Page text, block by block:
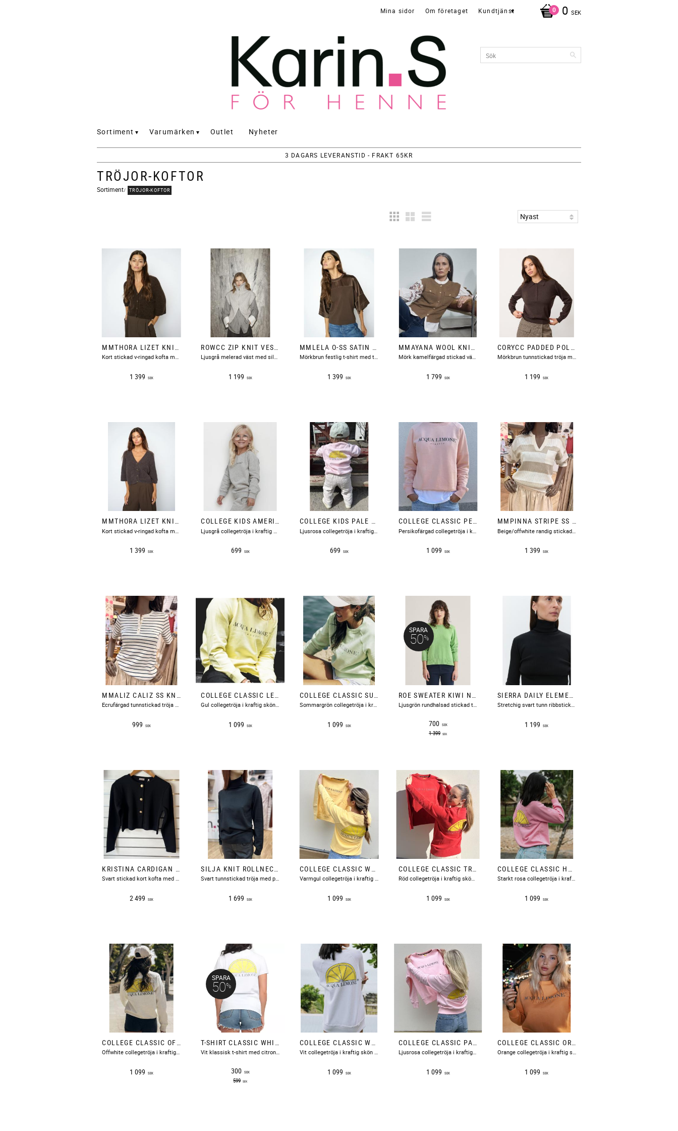
0 SEK
Mina sidor Om företaget Kundtjänst
Sortiment Varumärken Outlet Nyheter
3 DAGARS LEVERANSTID - FRAKT 65KR
TRÖJOR-KOFTOR
Sortiment TRÖJOR-KOFTOR
MMTHORA LIZET KNIT CARDIGAN DELICIOSO MOSMOSH
​Kort stickad v-ringad kofta med korta ärmar, boxig i modellen.
1 399 SEK
ROWCC ZIP KNIT VEST GREY MELANGE CO'COUTURE
​Ljusgrå melerad väst med silverfärgad tvåvägsdragkedja.
1 199 SEK
MMLELA O-SS SATIN SWEATSHIRT DELICIOSO MOSMOSH
Mörkbrun festlig t-shirt med trikåliv och glansiga vida ärmar samt glansigt ok.
1 399 SEK
MMAYANA WOOL KNIT VEST DARK CAMEL MOSMOSH
​Mörk kamelfärgad stickad väst med ribbstickade avslut.​
1 799 SEK
CORYCC PADDED POLO KNIT DARK BROWN CO'COUTURE
Mörkbrun tunnstickad tröja med krage och 6 st knappar fram i halsringningen.
1 199 SEK
MMTHORA LIZET KNIT CARDIGAN SUBTERRANEAN MOSMOSH
1 399 SEK
COLLEGE KIDS AMERICAN GREY ACQUA LIMONE
699 SEK
COLLEGE KIDS PALE PINK ACQUA LIMONE
699 SEK
COLLEGE CLASSIC PEACH ACQUA LIMONE
1 099 SEK
MMPINNA STRIPE SS KNIT DOESKIN MOSMOSH
​Beige/offwhite randig stickad tröja med kort ärm i avslappnad passform.
1 399 SEK
999 SEK 1 099 SEK 1 099 SEK
​Ljusgrön rundhalsad stickad tröja med ribbsickade avslut.
700 SEK
1 399 SEK
SPARA
50%
1 199 SEK
KRISTINA CARDIGAN KNIT BLACK STENSTRÖMS
Svart stickad kort kofta med guldfärgade knappar fram.
2 499 SEK
SILJA KNIT ROLLNECK BLACK STENSTRÖMS
Svart tunnstickad tröja med polokrage och ribbstickade avslut.
1 699 SEK
COLLEGE CLASSIC WARM YELLOW ACQUA LIMONE
Varmgul collegetröja i kraftig skön bomull med en citronskiva tryckt på ryggen och text fram på bröstet.
1 099 SEK
COLLEGE CLASSIC TRUE RED ACQUA LIMONE
Röd collegetröja i kraftig skön bomull med en citronskiva tryckt på ryggen och text fram på bröstet.
1 099 SEK
COLLEGE CLASSIC HOT PINK ACQUA LIMONE
Starkt rosa collegetröja i kraftig skön bomull med en citronskiva tryckt på ryggen och text fram på bröstet.
1 099 SEK
COLLEGE CLASSIC OFFWHITE ACQUA LIMONE
Offwhite collegetröja i kraftig skön bomull med en citronskiva tryckt på ryggen och text fram på bröstet.
1 099 SEK
T-SHIRT CLASSIC WHITE ACQUA LIMONE
Vit klassisk t-shirt med citron på ryggen och text på bröstet.
300 SEK
599 SEK
SPARA
50%
COLLEGE CLASSIC WHITE ACQUA LIMONE
Vit collegetröja i kraftig skön bomull med en citronskiva tryckt på ryggen och text fram på bröstet.
1 099 SEK
COLLEGE CLASSIC PALE PINK ACQUA LIMONE
Ljusrosa collegetröja i kraftig skön bomull med en citronskiva tryckt på ryggen och text fram på bröstet.
1 099 SEK
COLLEGE CLASSIC ORANGE ACQUA LIMONE
Orange collegetröja i kraftig skön bomull med en citronskiva tryckt på ryggen och text fram på bröstet.
1 099 SEK